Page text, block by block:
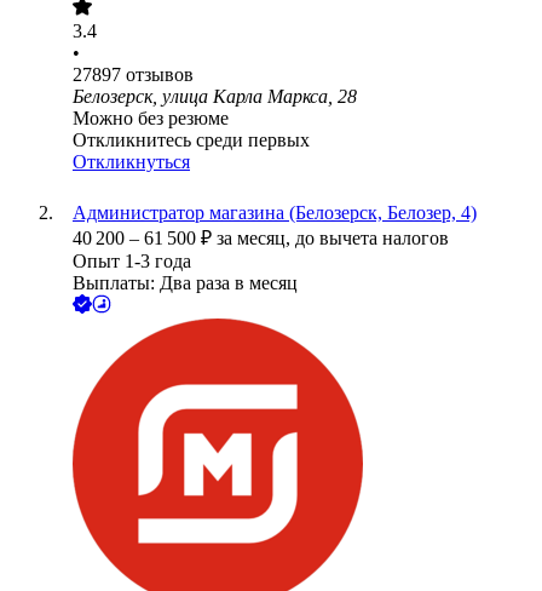
3.4
•
27897 отзывов
Белозерск, улица Карла Маркса, 28
Можно без резюме
Откликнитесь среди первых
Откликнуться
Администратор магазина (Белозерск, Белозер, 4)
40 200 – 61 500 ₽ за месяц, до вычета налогов
Опыт 1-3 года
Выплаты: Два раза в месяц